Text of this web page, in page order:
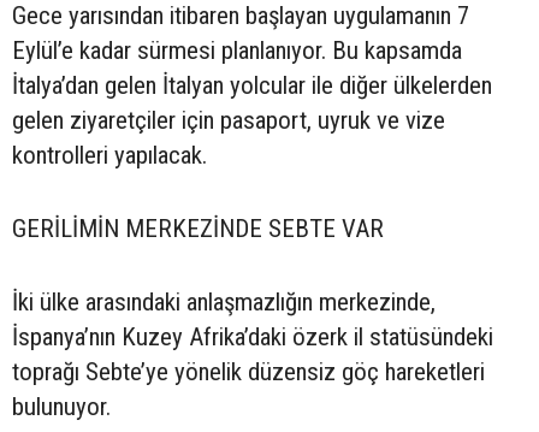
Gece yarısından itibaren başlayan uygulamanın 7
Eylül’e kadar sürmesi planlanıyor. Bu kapsamda
İtalya’dan gelen İtalyan yolcular ile diğer ülkelerden
gelen ziyaretçiler için pasaport, uyruk ve vize
kontrolleri yapılacak.
GERİLİMİN MERKEZİNDE SEBTE VAR
İki ülke arasındaki anlaşmazlığın merkezinde,
İspanya’nın Kuzey Afrika’daki özerk il statüsündeki
toprağı Sebte’ye yönelik düzensiz göç hareketleri
bulunuyor.